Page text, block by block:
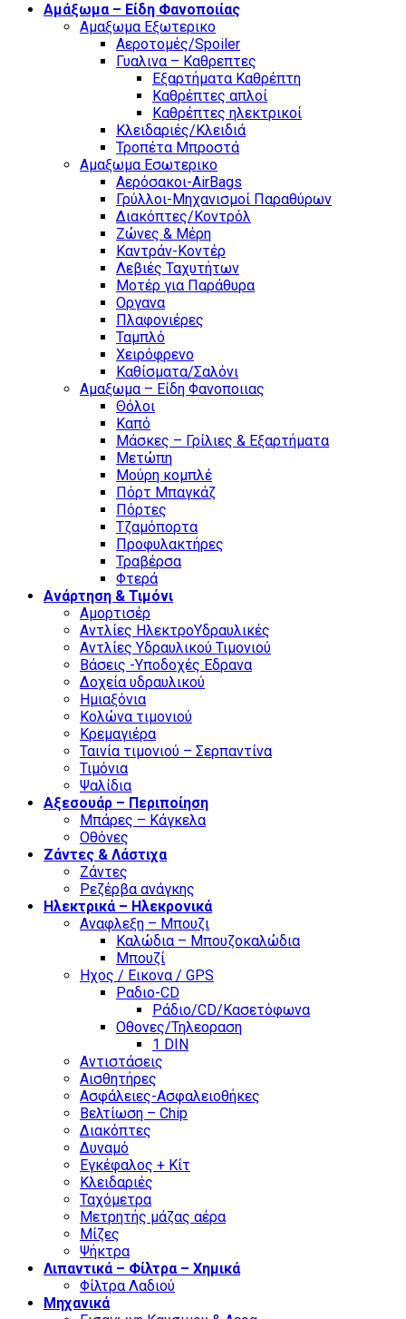
Αμάξωμα – Είδη Φανοποιίας
Αμαξωμα Εξωτερικο
Αεροτομές/Spoiler
Γυαλινα – Καθρεπτες
Εξαρτήματα Καθρέπτη
Καθρέπτες απλοί
Καθρέπτες ηλεκτρικοί
Κλειδαριές/Κλειδιά
Τροπέτα Μπροστά
Αμαξωμα Εσωτερικο
Αερόσακοι-AirBags
Γρύλλοι-Μηχανισμοί Παραθύρων
Διακόπτες/Κοντρόλ
Ζώνες & Μέρη
Καντράν-Κοντέρ
Λεβιές Ταχυτήτων
Μοτέρ για Παράθυρα
Οργανα
Πλαφονιέρες
Ταμπλό
Χειρόφρενο
Καθίσματα/Σαλόνι
Αμαξωμα – Είδη Φανοποιιας
Θόλοι
Καπό
Μάσκες – Γρίλιες & Εξαρτήματα
Μετώπη
Μούρη κομπλέ
Πόρτ Μπαγκάζ
Πόρτες
Τζαμόπορτα
Προφυλακτήρες
Τραβέρσα
Φτερά
Ανάρτηση & Τιμόνι
Αμορτισέρ
Αντλίες ΗλεκτροΥδραυλικές
Αντλίες Υδραυλικού Τιμονιού
Βάσεις -Υποδοχές Εδρανα
Δοχεία υδραυλικού
Ημιαξόνια
Κολώνα τιμονιού
Κρεμαγιέρα
Ταινία τιμονιού – Σερπαντίνα
Τιμόνια
Ψαλίδια
Αξεσουάρ – Περιποίηση
Μπάρες – Κάγκελα
Οθόνες
Ζάντες & Λάστιχα
Ζάντες
Ρεζέρβα ανάγκης
Ηλεκτρικά – Ηλεκρονικά
Αναφλεξη – Μπουζι
Καλώδια – Μπουζοκαλώδια
Μπουζί
Ηχος / Εικονα / GPS
Ραδιο-CD
Ράδιο/CD/Κασετόφωνα
Οθονες/Τηλεοραση
1 DIN
Αντιστάσεις
Αισθητήρες
Ασφάλειες-Ασφαλειοθήκες
Βελτίωση – Chip
Διακόπτες
Δυναμό
Εγκέφαλος + Κίτ
Κλειδαριές
Ταχόμετρα
Μετρητής μάζας αέρα
Μίζες
Ψήκτρα
Λιπαντικά – Φίλτρα – Χημικά
Φίλτρα Λαδιού
Μηχανικά